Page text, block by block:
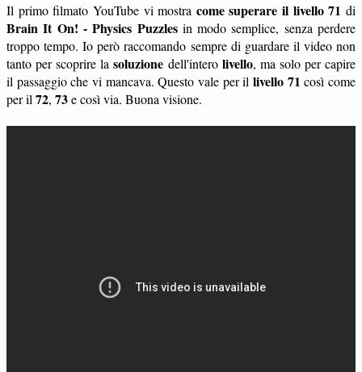
Il primo filmato YouTube vi mostra come superare il livello 71 di
Brain It On! - Physics Puzzlesin modo semplice, senza perdere
troppo tempo. Io però raccomando sempre di guardare il video non
tanto per scoprire lasoluzione dell'intero livello, ma solo per capire
il passaggio che vi mancava. Questo vale per il livello 71 così come
per il 72, 73e così via. Buona visione.